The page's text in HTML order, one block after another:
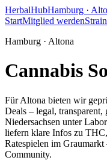
HerbalHubHamburg ·
StartMitglied werden
Hamburg · Altona
Cannabis
Für Altona bieten wir
Deals – legal,
Niedersachsen unter
liefern klare Infos zu
Ratespielen im
Community.